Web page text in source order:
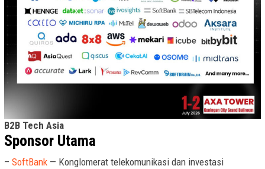
B2B Tech Asia
Sponsor Utama
– SoftBank — Konglomerat telekomunikasi dan investasi